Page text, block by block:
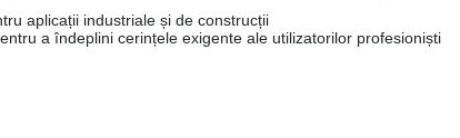
aplicații industriale și de construcții
a îndeplini cerințele exigente ale utilizatorilor profesioniști